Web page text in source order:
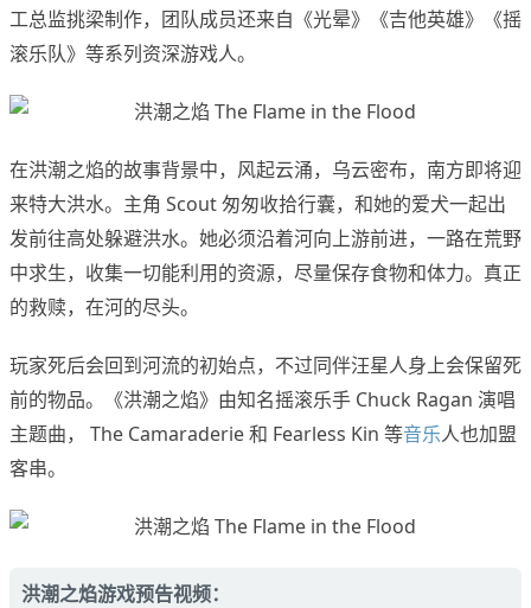
工总监挑梁制作，团队成员还来自《光晕》《吉他英雄》《摇
滚乐队》等系列资深游戏人。
在洪潮之焰的故事背景中，风起云涌，乌云密布，南方即将迎
来特大洪水。主角 Scout 匆匆收拾行囊，和她的爱犬一起出
发前往高处躲避洪水。她必须沿着河向上游前进，一路在荒野
中求生，收集一切能利用的资源，尽量保存食物和体力。真正
的救赎，在河的尽头。
玩家死后会回到河流的初始点，不过同伴汪星人身上会保留死
前的物品。《洪潮之焰》由知名摇滚乐手 Chuck Ragan 演唱
主题曲， The Camaraderie 和 Fearless Kin 等音乐人也加盟
客串。
洪潮之焰游戏预告视频：